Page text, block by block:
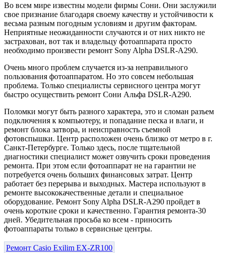
Во всем мире известны модели фирмы Сони. Они заслужили
свое признание благодаря своему качеству и устойчивости к
весьма разным погодным условиям и другим факторам.
Неприятные неожиданности случаются и от них никто не
застрахован, вот так и владельцу фотоаппарата просто
необходимо произвести ремонт Sony Alpha DSLR-A290.
Очень много проблем случается из-за неправильного
пользования фотоаппаратом. Но это совсем небольшая
проблема. Только специалисты сервисного центра могут
быстро осуществить ремонт Сони Альфа DSLR-A290.
Поломки могут быть разного характера, это и сломан разъем
подключения к компьютеру, и попадание песка и влаги, и
ремонт блока затвора, и неисправность съемной
фотовспышки. Центр расположен очень близко от метро в г.
Санкт-Петербурге. Только здесь, после тщательной
диагностики специалист может озвучить сроки проведения
ремонта. При этом если фотоаппарат не на гарантии не
потребуется очень больших финансовых затрат. Центр
работает без перерыва и выходных. Мастера используют в
ремонте высококачественные детали и специальное
оборудование. Ремонт Sony Alpha DSLR-A290 пройдет в
очень короткие сроки и качественно. Гарантия ремонта-30
дней. Убедительная просьба ко всем - приносить
фотоаппараты только в сервисные центры.
Ремонт Casio Exilim EX-ZR100